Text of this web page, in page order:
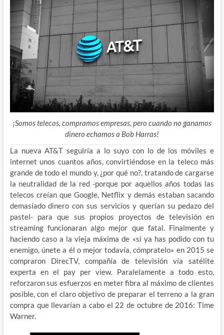
¡Somos telecos, compramos empresas, pero cuando no ganamos
dinero echamos a Bob Harras!
La nueva AT&T seguiría a lo suyo con lo de los móviles e
internet unos cuantos años, convirtiéndose en la teleco más
grande de todo el mundo y, ¿por qué no?, tratando de cargarse
la neutralidad de la red -porque por aquellos años todas las
telecos creían que Google, Netflix y demás estaban sacando
demasiado dinero con sus servicios y querían su pedazo del
pastel- para que sus propios proyectos de televisión en
streaming funcionaran algo mejor que fatal. Finalmente y
haciendo caso a la vieja máxima de «si ya has podido con tu
enemigo, únete a él o mejor todavía, cómpratelo» en 2015 se
compraron DirecTV, compañía de televisión vía satélite
experta en el pay per view. Paralelamente a todo esto,
reforzaron sus esfuerzos en meter fibra al máximo de clientes
posible, con el claro objetivo de preparar el terreno a la gran
compra que llevarían a cabo el 22 de octubre de 2016: Time
Warner.